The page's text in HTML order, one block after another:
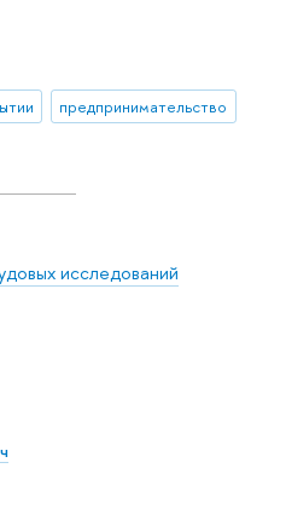
предпринимательство
исследований